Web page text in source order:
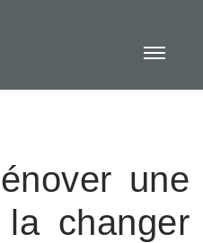
une
changer